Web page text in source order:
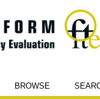
BROWSE